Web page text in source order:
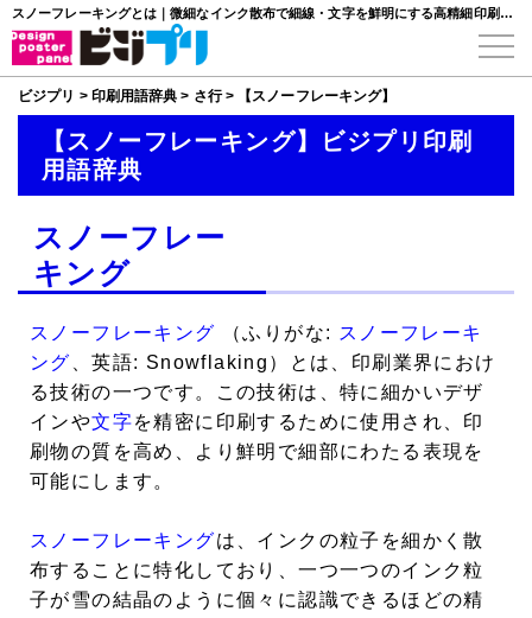
スノーフレーキングとは｜微細なインク散布で細線・文字を鮮明にする高精細印刷技術
ビジプリ > 印刷用語辞典 > さ行> 【スノーフレーキング】
【スノーフレーキング】ビジプリ印刷
用語辞典
スノーフレー
キング
スノーフレーキング （ふりがな: スノーフレーキ
ング
、英語: Snowflaking）とは、印刷業界におけ
る技術の一つです。この技術は、特に細かいデザ
インや文字を精密に印刷するために使用され、印
刷物の質を高め、より鮮明で細部にわたる表現を
可能にします。
スノーフレーキングは、インクの粒子を細かく散
布することに特化しており、一つ一つのインク粒
子が雪の結晶のように個々に認識できるほどの精